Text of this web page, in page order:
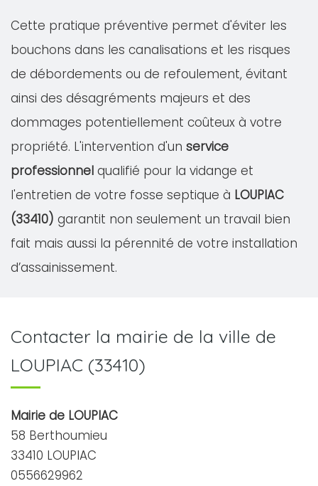
Cette pratique préventive permet d'éviter les
bouchons dans les canalisations et les risques
de débordements ou de refoulement, évitant
ainsi des désagréments majeurs et des
dommages potentiellement coûteux à votre
propriété. L'intervention d'un service
professionnel qualifié pour la vidange et
l'entretien de votre fosse septique à LOUPIAC
(33410) garantit non seulement un travail bien
fait mais aussi la pérennité de votre installation
d’assainissement.
Contacter la mairie de la ville de
LOUPIAC (33410)
Mairie de LOUPIAC
58 Berthoumieu
33410 LOUPIAC
0556629962